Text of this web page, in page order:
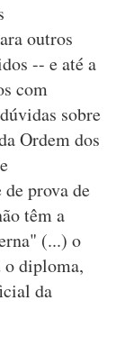
outros
-- e até a
com
sobre
Ordem dos
prova de
têm a
(...) o
o diploma,
da